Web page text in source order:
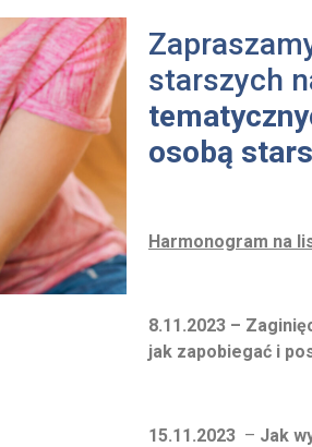
starszych
osobą
Harmonogram na
8.11.2023 –
jak zapobiegać i
15.11.2023 – Jak